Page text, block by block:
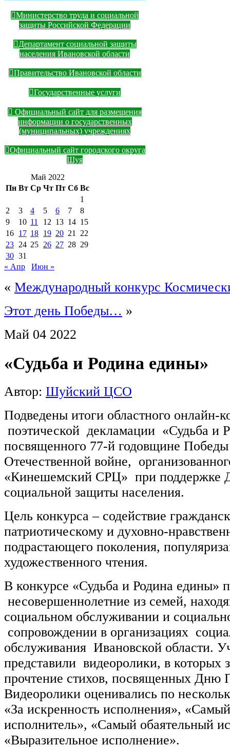
Министерство труда и социальной
защиты Российской Федерации
Департамент социальной защиты
населения Ивановской области
Правительство Ивановской области
Государственные услуги
Официальный сайт для размещения
информации о государственных
(муниципальных) учреждениях
Официальный сайт городского округа
Шуя
Май 2022
Пн Вт Ср Чт Пт Сб Вс
1
2
3 4 5 6 7
8
9
10 11 12 13 14 15
16 17 18 19 20 21
22
23 24 25 26 27 28 29
30 31
« Апр
Июн »
« Международный конкурс
Этот день Победы… »
Май 04 2022
«Судьба и Родина едины»
Автор: Шуйский ЦСО
Подведены итоги областного онлайн-
поэтической декламации «Судьба и
посвященного 77-й годовщине
Отечественной войне,
«Кинешемский СРЦ» при поддержке
социальной защиты населения.
Цель конкурса – содействие
патриотическому и духовно-
подрастающего поколения,
художественного чтения.
В конкурсе «Судьба и Родина едины»
несовершеннолетние из семей,
социальном обслуживании и
сопровождении в организациях
обслуживания Ивановской области.
представили видеоролики, в которых
прочтение стихов, посвященных Дню
Видеоролики оценивались по
«За искренность исполнения»,
исполнитель», «Самый обаятельный
«Выразительное исполнение».